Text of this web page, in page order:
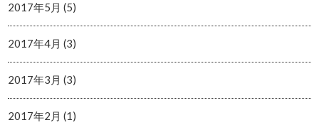
2017年5月 (5)
2017年4月 (3)
2017年3月 (3)
2017年2月 (1)